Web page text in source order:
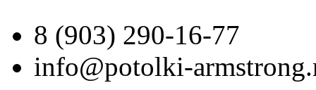
8 (903) 290-16-77
info@potolki-